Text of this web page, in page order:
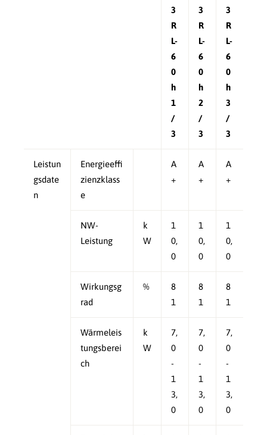
3
R
L-
6
0
h
1
/
3
3
R
L-
6
0
h
2
/
3
3
R
L-
6
0
h
3
/
3
Leistun
gsdate
n
Energieeffi
zienzklass
e
A
+
A
+
A
+
NW-
Leistung
k
W
1
0,
0
1
0,
0
1
0,
0
Wirkungsg
rad
%
8
1
8
1
8
1
Wärmeleis
tungsberei
ch
k
W
7,
0
-
1
3,
0
7,
0
-
1
3,
0
7,
0
-
1
3,
0